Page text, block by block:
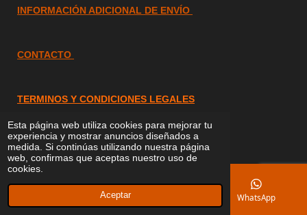
Esta página web utiliza cookies para mejorar tu
experiencia y mostrar anuncios diseñados a
medida. Si continúas utilizando nuestra página
web, confirmas que aceptas nuestro uso de
cookies.
Aceptar
INFORMACIÓN ADICIONAL DE ENVÍO
CONTACTO
TERMINOS Y CONDICIONES LEGALES
© 2023 DECORAMOS TU JARDIN
info@decoramostusjardin.com
Correo electrónico WhatsApp